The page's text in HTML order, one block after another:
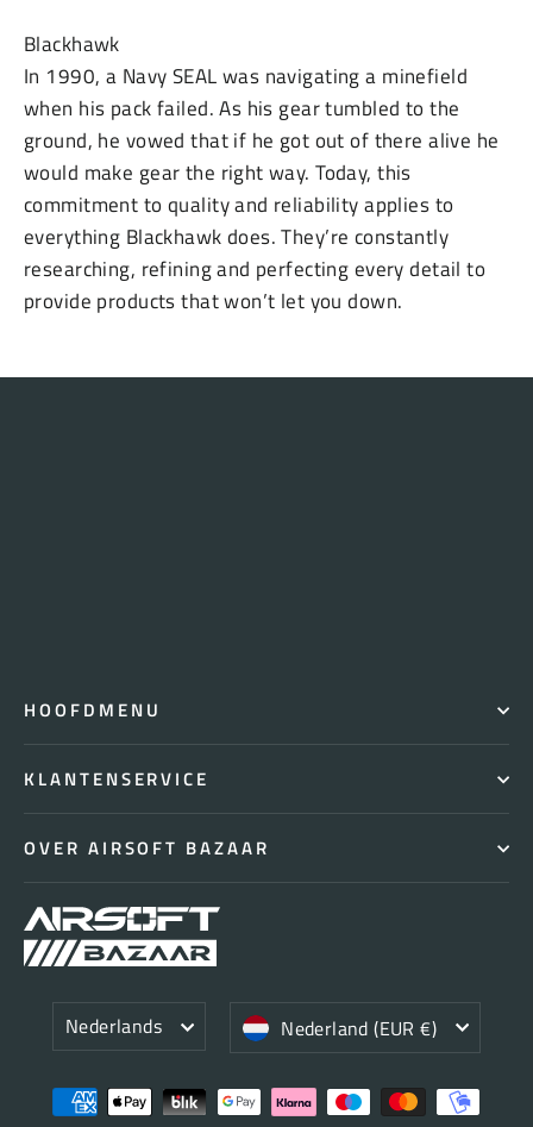
Blackhawk
In 1990, a Navy SEAL was navigating a minefield
when his pack failed. As his gear tumbled to the
ground, he vowed that if he got out of there alive he
would make gear the right way. Today, this
commitment to quality and reliability applies to
everything Blackhawk does. They’re constantly
researching, refining and perfecting every detail to
provide products that won’t let you down.
HOOFDMENU
KLANTENSERVICE
OVER AIRSOFT BAZAAR
Taal
Nederlands ValutaNederland (EUR €)